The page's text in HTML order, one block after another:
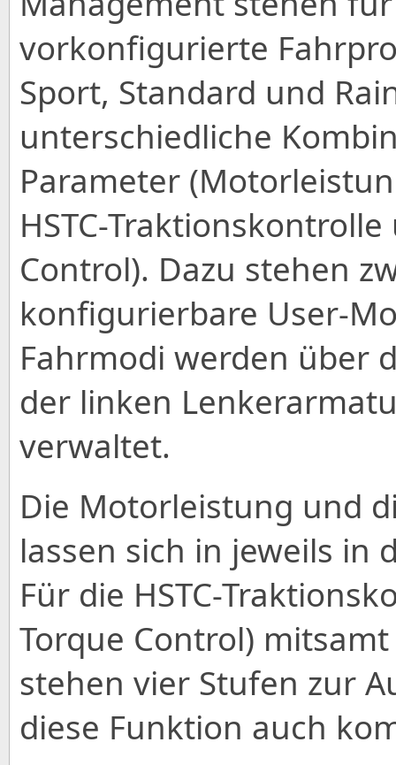
vorkonfigurierte
Sport, Standard und
unterschiedliche
Parameter
HSTC-
Control). Dazu stehen
konfigurierbare User-
Fahrmodi werden über
der linken
verwaltet.
Die Motorleistung und
lassen sich in jeweils in
Für die HSTC-
Torque Control)
stehen vier Stufen zur
diese Funktion auch